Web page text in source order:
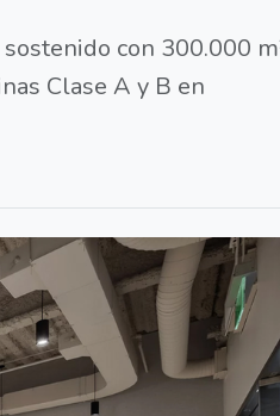
con 300.000
Clase A y B en